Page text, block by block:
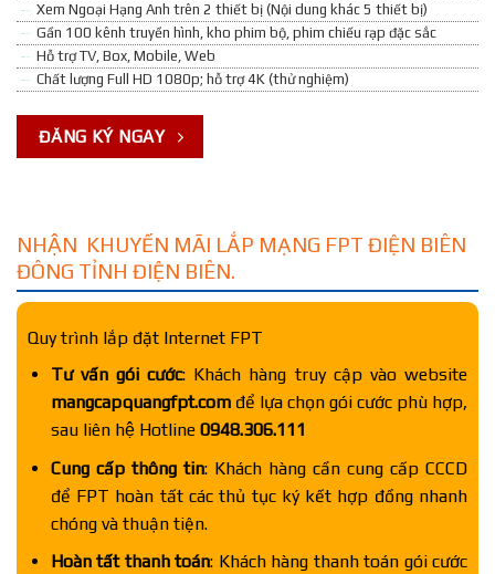
Xem Ngoại Hạng Anh trên 2 thiết bị (Nội dung khác 5 thiết bị)
Gần 100 kênh truyền hình, kho phim bộ, phim chiếu rạp đặc sắc
Hỗ trợ TV, Box, Mobile, Web
Chất lượng Full HD 1080p; hỗ trợ 4K (thử nghiệm)
ĐĂNG KÝ NGAY
NHẬN KHUYẾN MÃI LẮP MẠNG FPT ĐIỆN BIÊN
ĐÔNG TỈNH ĐIỆN BIÊN.
Quy trình lắp đặt Internet FPT
Tư vấn gói cước: Khách hàng truy cập vào website
mangcapquangfpt.comđể lựa chọn gói cước phù hợp,
sau liên hệ Hotline 0948.306.111
Cung cấp thông tin: Khách hàng cần cung cấp CCCD
để FPT hoàn tất các thủ tục ký kết hợp đồng nhanh
chóng và thuận tiện.
Hoàn tất thanh toán: Khách hàng thanh toán gói cước